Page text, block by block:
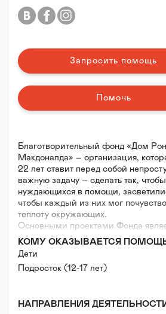
Благотворительный фонд «Дом
Макдоналда» – организация,
22 лет ставит перед собой
важную задачу – сделать так,
нуждающихся в помощи,
чтобы каждый из них мог
теплоту окружающих.
Основными проектами Фонда
физкультурно-оздоровительная
детей с ограниченными
бесплатная семейная гостиница
Макдоналда» для родителей, чьи
комнаты» в 7 больницах по всей
КОМУ ОКАЗЫВАЕТСЯ
Дети
Подросток (12-17 лет)
НАПРАВЛЕНИЯ
Запросить помощь
Помочь